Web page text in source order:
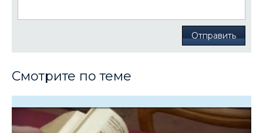
Отправить
Смотрите по теме